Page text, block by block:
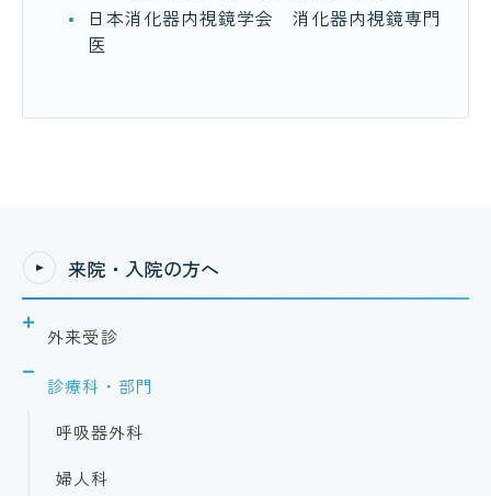
日本消化器内視鏡学会 消化器内視鏡専門
医
来院・入院の方へ
外来受診
外来診療のご案内
救急時間外受診のご案内
マイナ保険証について
診療科・部門
呼吸器外科
婦人科